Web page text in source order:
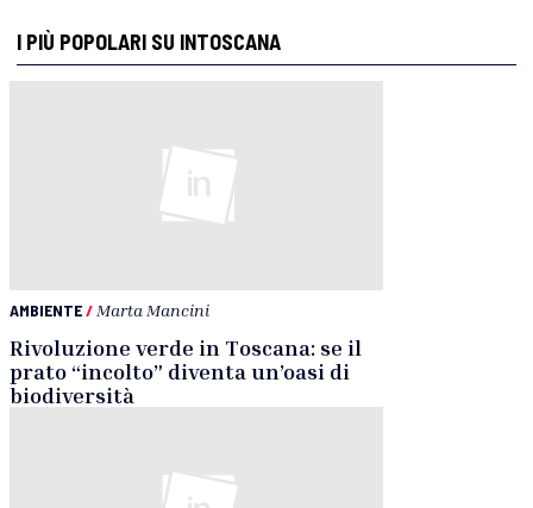
I PIÙ POPOLARI SU INTOSCANA
AMBIENTE/ Marta Mancini
Rivoluzione verde in Toscana: se il
prato “incolto” diventa un’oasi di
biodiversità